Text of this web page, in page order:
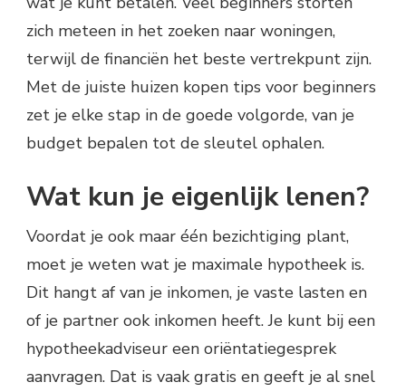
zich meteen in het zoeken naar woningen,
terwijl de financiën het beste vertrekpunt zijn.
Met de juiste huizen kopen tips voor beginners
zet je elke stap in de goede volgorde, van je
budget bepalen tot de sleutel ophalen.
Wat kun je eigenlijk lenen?
Voordat je ook maar één bezichtiging plant,
moet je weten wat je maximale hypotheek is.
Dit hangt af van je inkomen, je vaste lasten en
of je partner ook inkomen heeft. Je kunt bij een
hypotheekadviseur een oriëntatiegesprek
aanvragen. Dat is vaak gratis en geeft je al snel